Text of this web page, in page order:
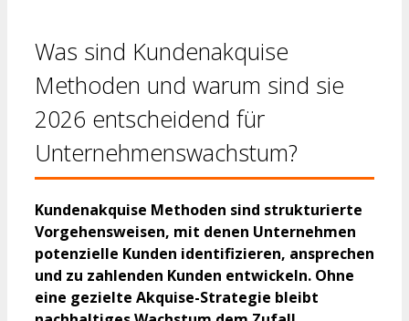
Was sind Kundenakquise
Methoden und warum sind sie
2026 entscheidend für
Unternehmenswachstum?
Kundenakquise Methoden sind strukturierte
Vorgehensweisen, mit denen Unternehmen
potenzielle Kunden identifizieren, ansprechen
und zu zahlenden Kunden entwickeln. Ohne
eine gezielte Akquise-Strategie bleibt